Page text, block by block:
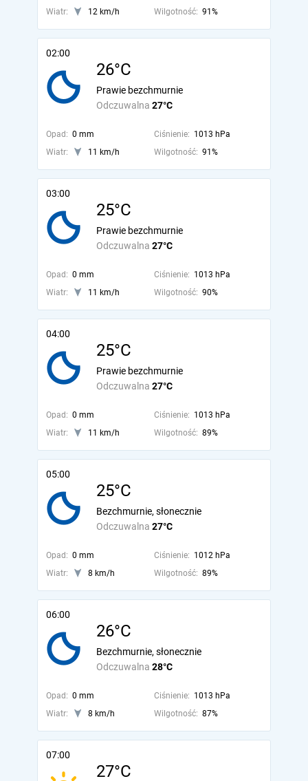
Wiatr:
12 km/h Wilgotność: 91%
02:00
26°C
Odczuwalna 27°C
Prawie bezchmurnie
Opad: 0 mm Ciśnienie: 1013 hPa
Wiatr:
11 km/h Wilgotność: 91%
03:00
25°C
Odczuwalna 27°C
Prawie bezchmurnie
Opad: 0 mm Ciśnienie: 1013 hPa
Wiatr:
11 km/h Wilgotność: 90%
04:00
25°C
Odczuwalna 27°C
Prawie bezchmurnie
Opad: 0 mm Ciśnienie: 1013 hPa
Wiatr:
11 km/h Wilgotność: 89%
05:00
25°C
Odczuwalna 27°C
Bezchmurnie, słonecznie
Opad: 0 mm Ciśnienie: 1012 hPa
Wiatr:
8 km/h Wilgotność: 89%
06:00
26°C
Odczuwalna 28°C
Bezchmurnie, słonecznie
Opad: 0 mm Ciśnienie: 1013 hPa
Wiatr:
8 km/h Wilgotność: 87%
07:00
27°C